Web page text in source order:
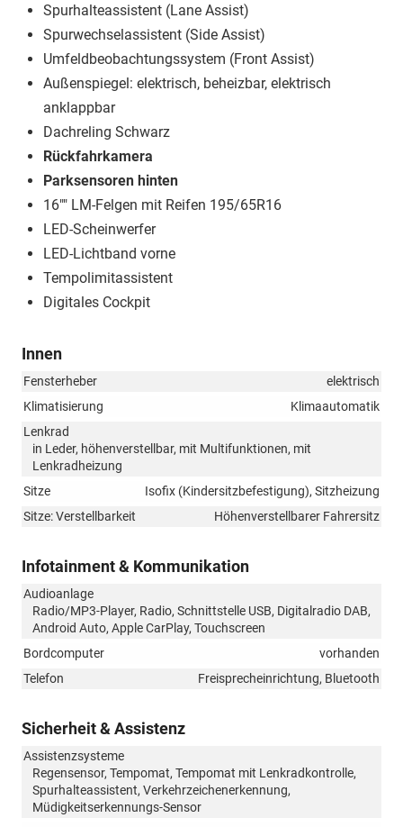
Spurhalteassistent (Lane Assist)
Spurwechselassistent (Side Assist)
Umfeldbeobachtungssystem (Front Assist)
Außenspiegel: elektrisch, beheizbar, elektrisch
anklappbar
Dachreling Schwarz
Rückfahrkamera
Parksensoren hinten
16"" LM-Felgen mit Reifen 195/65R16
LED-Scheinwerfer
LED-Lichtband vorne
Tempolimitassistent
Digitales Cockpit
Innen
Fensterheber
elektrisch
Klimatisierung
Klimaautomatik
Lenkrad
in Leder, höhenverstellbar, mit Multifunktionen, mit
Lenkradheizung
Sitze
Isofix (Kindersitzbefestigung), Sitzheizung
Sitze: Verstellbarkeit
Höhenverstellbarer Fahrersitz
Infotainment & Kommunikation
Audioanlage
Radio/MP3-Player, Radio, Schnittstelle USB, Digitalradio DAB,
Android Auto, Apple CarPlay, Touchscreen
Bordcomputer
vorhanden
Telefon
Freisprecheinrichtung, Bluetooth
Sicherheit & Assistenz
Assistenzsysteme
Regensensor, Tempomat, Tempomat mit Lenkradkontrolle,
Spurhalteassistent, Verkehrzeichenerkennung,
Müdigkeitserkennungs-Sensor